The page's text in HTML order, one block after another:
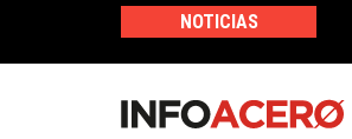
content
NOTICIAS